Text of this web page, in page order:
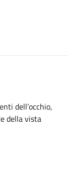
dell’occhio,
della vista